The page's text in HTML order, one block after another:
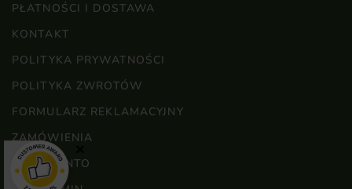
PŁATNOŚCI I DOSTAWA
KONTAKT
POLITYKA PRYWATNOŚCI
POLITYKA ZWROTÓW
FORMULARZ REKLAMACYJNY
ZAMÓWIENIA
MOJE KONTO